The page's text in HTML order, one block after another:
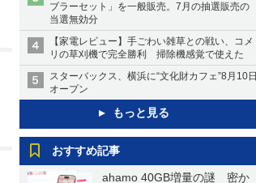
ブラーセット」を一般販売。7月の抽選販売の
当選無効分
【家電レビュー】手ごわい雑草との戦い、コメ
リの草刈機で完全勝利 掃除機感覚で使えた
スターバックス、横浜に“文化財カフェ”8月10日
オープン
もっと見る
おすすめ記事
ahamo 40GB増量の謎 密か